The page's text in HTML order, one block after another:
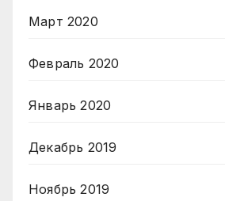
Март 2020
Февраль 2020
Январь 2020
Декабрь 2019
Ноябрь 2019